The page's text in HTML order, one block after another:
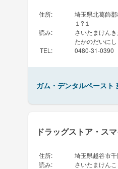
住所:
埼玉県北葛飾
１?１
読み:
さいたまけん
たかのだいにし
TEL : 0480-31-0390
ガム・デンタルペースト
ドラッグストア・ス
住所:
埼玉県越谷市
読み:
さいたまけん